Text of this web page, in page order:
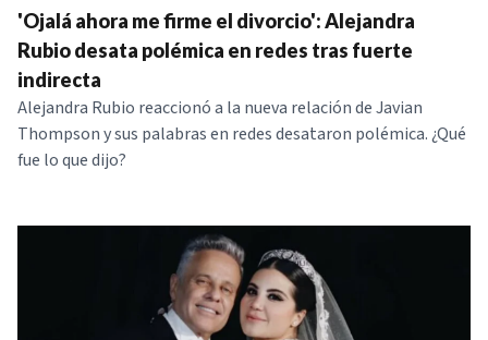
'Ojalá ahora me firme el divorcio': Alejandra
Rubio desata polémica en redes tras fuerte
indirecta
Alejandra Rubio reaccionó a la nueva relación de Javian
Thompson y sus palabras en redes desataron polémica. ¿Qué
fue lo que dijo?